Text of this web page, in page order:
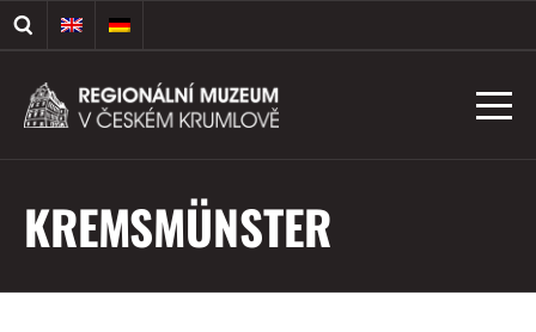
KREMSMÜNSTER